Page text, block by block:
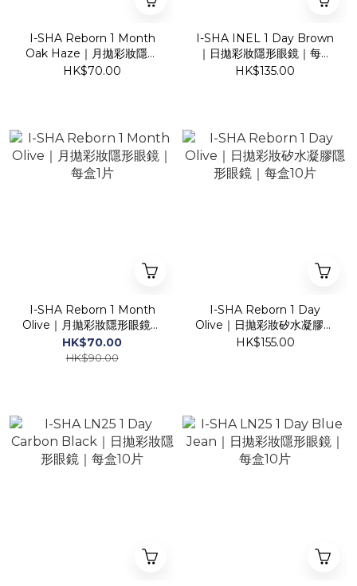
I-SHA Reborn 1 Month
Oak Haze｜月拋彩妝隱形
眼鏡｜每盒1片
HK$70.00
I-SHA INEL 1 Day Brown
｜日拋彩妝隱形眼鏡｜每盒
10片
HK$135.00
I-SHA Reborn 1 Month
Olive｜月拋彩妝隱形眼鏡｜
每盒1片
HK$70.00
HK$90.00
I-SHA Reborn 1 Day
Olive｜日拋彩妝矽水凝膠隱
形眼鏡｜每盒10片
HK$155.00